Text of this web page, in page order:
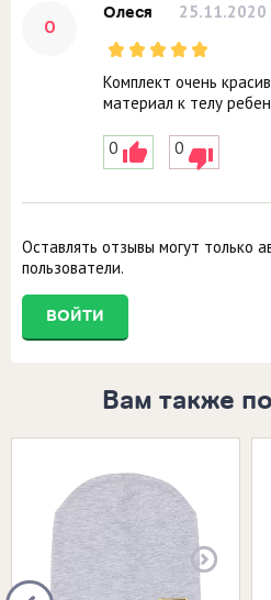
О
Олеся 25.11.2020
Комплект очень
материал к телу
0 0
Оставлять отзывы могут только
пользователи.
ВОЙТИ
Вам также